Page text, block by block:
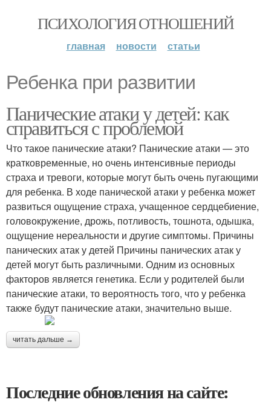
ПСИХОЛОГИЯ ОТНОШЕНИЙ
главная новости статьи
Ребенка при развитии
Панические атаки у детей: как
справиться с проблемой
Что такое панические атаки? Панические атаки — это
кратковременные, но очень интенсивные периоды
страха и тревоги, которые могут быть очень пугающими
для ребенка. В ходе панической атаки у ребенка может
развиться ощущение страха, учащенное сердцебиение,
головокружение, дрожь, потливость, тошнота, одышка,
ощущение нереальности и другие симптомы. Причины
панических атак у детей Причины панических атак у
детей могут быть различными. Одним из основных
факторов является генетика. Если у родителей были
панические атаки, то вероятность того, что у ребенка
также будут панические атаки, значительно выше.
читать дальше →
Последние обновления на сайте: